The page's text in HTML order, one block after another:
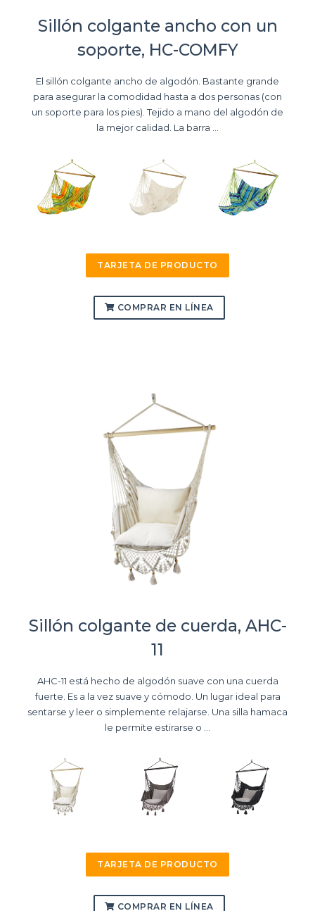
Sillón colgante ancho con un
soporte, HC-COMFY
El sillón colgante ancho de algodón. Bastante grande
para asegurar la comodidad hasta a dos personas (con
un soporte para los pies). Tejido a mano del algodón de
la mejor calidad. La barra ...
TARJETA DE PRODUCTO
COMPRAR EN LÍNEA
Sillón colgante de cuerda, AHC-
11
AHC-11 está hecho de algodón suave con una cuerda
fuerte. Es a la vez suave y cómodo. Un lugar ideal para
sentarse y leer o simplemente relajarse. Una silla hamaca
le permite estirarse o ...
TARJETA DE PRODUCTO
COMPRAR EN LÍNEA